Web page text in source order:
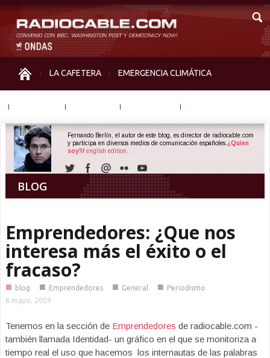
LA CAFETERA EMERGENCIA CLIMÁTICA
BLOG
Fernando Berlín, el autor de este blog, es director de radiocable.com
y participa en diversos medios de comunicación españoles. ¿Quien
soy?/ english edition.
Emprendedores: ¿Que nos
interesa más el éxito o el
fracaso?
■ blog ■ Emprendedores ■ General ■ Periodismo
6 mayo, 2009
Tenemos en la sección de Emprendedores de radiocable.com -
también llamada Identidad- un gráfico en el que se monitoriza a
tiempo real el uso que hacemos los internautas de las palabras